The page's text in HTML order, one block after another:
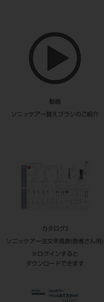
動画
ソニッケアー替えブラシのご紹介
カタログ2
ソニッケアー注文早見表(患者さん用)
※ログインすると
ダウンロードできます